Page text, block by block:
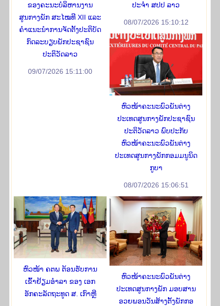
ຂອງຄະນະບໍລິຫານງານ
ສູນກາງພັກ ສະໄໝທີ XII ແລະ
ຄໍາແນະນໍາການຈັດຕັ້ງປະຕິບັດ
ກົດລະບຽບພັກປະຊາຊົນ
ປະຕິວັດລາວ
09/07/2026 15:11:00
ປະຈຳ ສປປ ລາວ
08/07/2026 15:10:12
ຫົວໜ້າຄະນະພົວພັນຕ່າງ
ປະເທດສູນກາງພັກປະຊາຊົນ
ປະຕິວັດລາວ ພົບປະກັບ
ຫົວໜ້າຄະນະພົວພັນຕ່າງ
ປະເທດສູນກາງພັກກອມມນູນິດ
ກູບາ
08/07/2026 15:06:51
ຫົວໜ້າ ຄຕພ ຕ້ອນຮັບການ
ເຂົ້າຢ້ຽມອໍາລາ ຂອງ ເອກ
ອັກຄະລັດຖະທູດ ສ. ເກົາຫຼີ
ຫົວໜ້າຄະນະພົວພັນຕ່າງ
ປະເທດສູນກາງພັກ ມອບສານ
ອວຍພອນວັນສ້າງຕັ້ງພັກກອ